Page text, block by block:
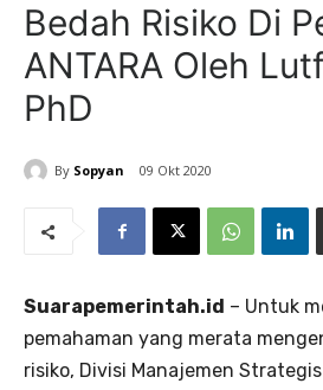
Bedah Risiko Di
ANTARA Oleh
PhD
By Sopyan 09 Okt 2020
Suarapemerintah.id – Untuk
pemahaman yang merata
risiko, Divisi Manajemen